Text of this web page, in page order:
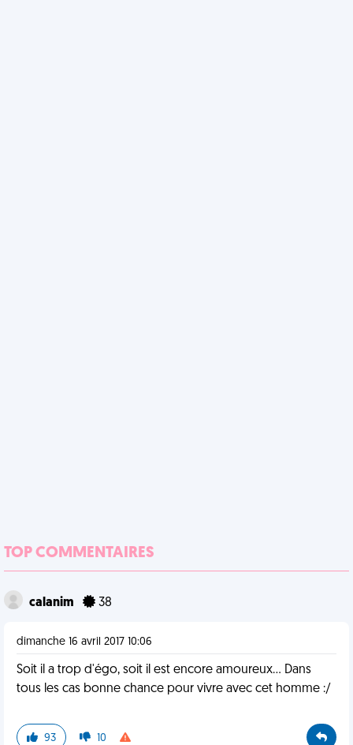
TOP COMMENTAIRES
calanim 38
dimanche 16 avril 2017 10:06
Soit il a trop d'égo, soit il est encore amoureux... Dans
tous les cas bonne chance pour vivre avec cet homme :/
93 10